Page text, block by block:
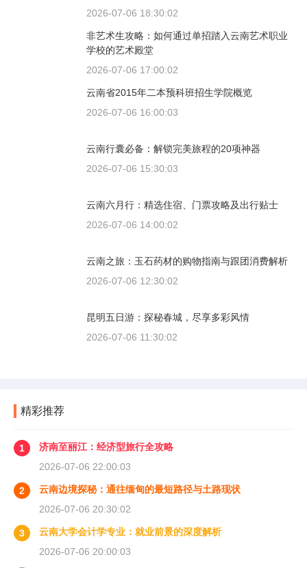
2026-07-06 18:30:02
非艺术生攻略：如何通过单招踏入云南艺术职业
学校的艺术殿堂
2026-07-06 17:00:02
云南省2015年二本预科班招生学院概览
2026-07-06 16:00:03
云南行囊必备：解锁完美旅程的20项神器
2026-07-06 15:30:03
云南六月行：精选住宿、门票攻略及出行贴士
2026-07-06 14:00:02
云南之旅：玉石药材的购物指南与跟团消费解析
2026-07-06 12:30:02
昆明五日游：探秘春城，尽享多彩风情
2026-07-06 11:30:02
精彩推荐
1
济南至丽江：经济型旅行全攻略
2026-07-06 22:00:03
2
云南边境探秘：通往缅甸的最短路径与土路现状
2026-07-06 20:30:02
3
云南大学会计学专业：就业前景的深度解析
2026-07-06 20:00:03